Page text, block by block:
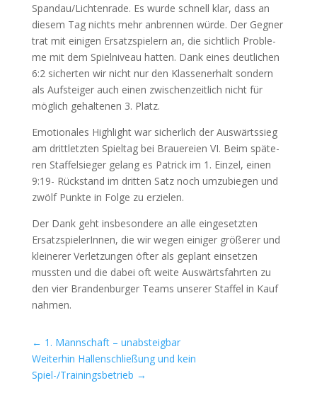
Spandau/Lichtenrade. Es wur­de schnell klar, dass an
die­sem Tag nichts mehr anbren­nen wür­de. Der Geg­ner
trat mit eini­gen Ersatz­spie­lern an, die sicht­lich Pro­ble­
me mit dem Spiel­ni­veau hat­ten. Dank eines deut­li­chen
6:2 sicher­ten wir nicht nur den Klas­sen­er­halt son­dern
als Auf­stei­ger auch einen zwi­schen­zeit­lich nicht für
mög­lich gehal­te­nen 3. Platz.
Emo­tio­na­les High­light war sicher­lich der Aus­wärts­sieg
am dritt­letz­ten Spiel­tag bei Braue­rei­en VI. Beim spä­te­
ren Staf­fel­sie­ger gelang es Patrick im 1. Ein­zel, einen
9:19- Rück­stand im drit­ten Satz noch umzu­bie­gen und
zwölf Punk­te in Fol­ge zu erzielen.
Der Dank geht ins­be­son­de­re an alle ein­ge­setz­ten
Ersatz­spie­le­rIn­nen, die wir wegen eini­ger grö­ße­rer und
klei­ne­rer Ver­let­zun­gen öfter als geplant ein­set­zen
muss­ten und die dabei oft wei­te Aus­wärts­fahr­ten zu
den vier Bran­den­bur­ger Teams unse­rer Staf­fel in Kauf
nahmen.
← 1. Mannschaft – unabsteigbar
Weiterhin Hallenschließung und kein
Spiel-/Trainingsbetrieb →